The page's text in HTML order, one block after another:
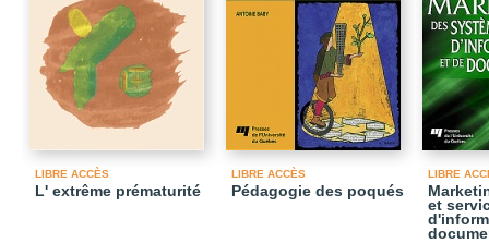
LIBRE ACCÈS
L' extrême prématurité
LIBRE ACCÈS
Pédagogie des poqués
LIBRE
et